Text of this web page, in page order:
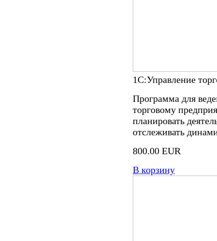
1С:Управление
Программа для
торговому
планировать
отслеживать
800.00 EUR
В корзину